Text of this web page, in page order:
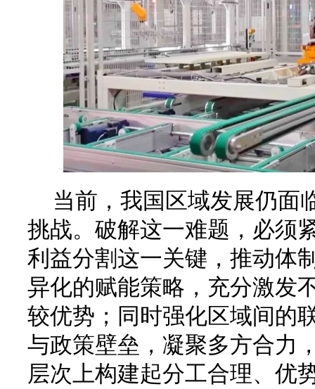
当前，我国区域发展仍面
挑战。破解这一难题，必须
利益分割这一关键，推动体
异化的赋能策略，充分激发
较优势；同时强化区域间的
与政策壁垒，凝聚多方合力
层次上构建起分工合理、优